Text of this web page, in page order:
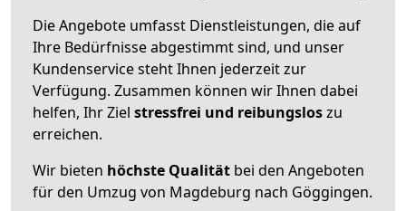
Die Angebote umfasst Dienstleistungen, die auf
Ihre Bedürfnisse abgestimmt sind, und unser
Kundenservice steht Ihnen jederzeit zur
Verfügung. Zusammen können wir Ihnen dabei
helfen, Ihr Ziel stressfrei und reibungsloszu
erreichen.
Wir bieten höchste Qualität bei den Angeboten
für den Umzug von Magdeburg nach Göggingen.